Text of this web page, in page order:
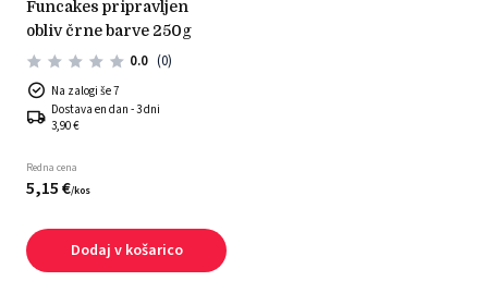
funcakes pripravljen
obliv črne barve 250g
0.0 (0)
Na zalogi še 7
Dostava en dan - 3 dni
3,90 €
Redna cena
5,15€/kos
Dodaj v košarico